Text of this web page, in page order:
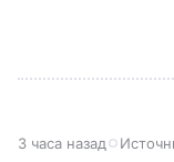
3 часа назад